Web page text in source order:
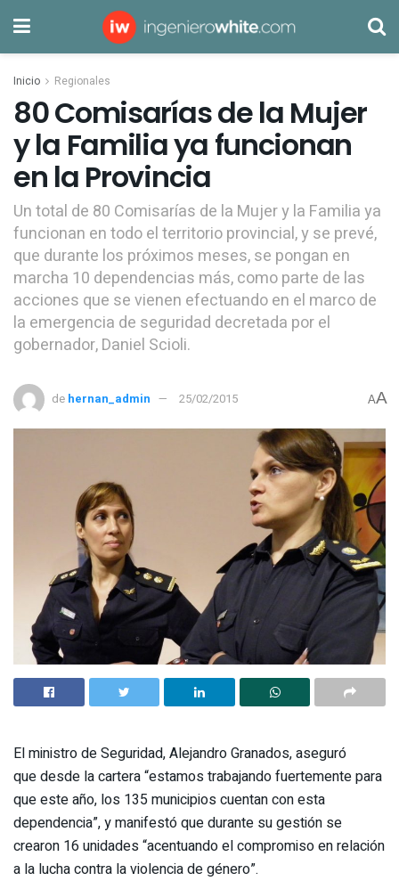
Inicio Regionales
80 Comisarías de la Mujer
y la Familia ya funcionan
en la Provincia
Un total de 80 Comisarías de la Mujer y la Familia ya
funcionan en todo el territorio provincial, y se prevé,
que durante los próximos meses, se pongan en
marcha 10 dependencias más, como parte de las
acciones que se vienen efectuando en el marco de
la emergencia de seguridad decretada por el
gobernador, Daniel Scioli.
de hernan_admin 25/02/2015 AA
El ministro de Seguridad, Alejandro Granados, aseguró
que desde la cartera “estamos trabajando fuertemente para
que este año, los 135 municipios cuentan con esta
dependencia”, y manifestó que durante su gestión se
crearon 16 unidades “acentuando el compromiso en relación
a la lucha contra la violencia de género”.